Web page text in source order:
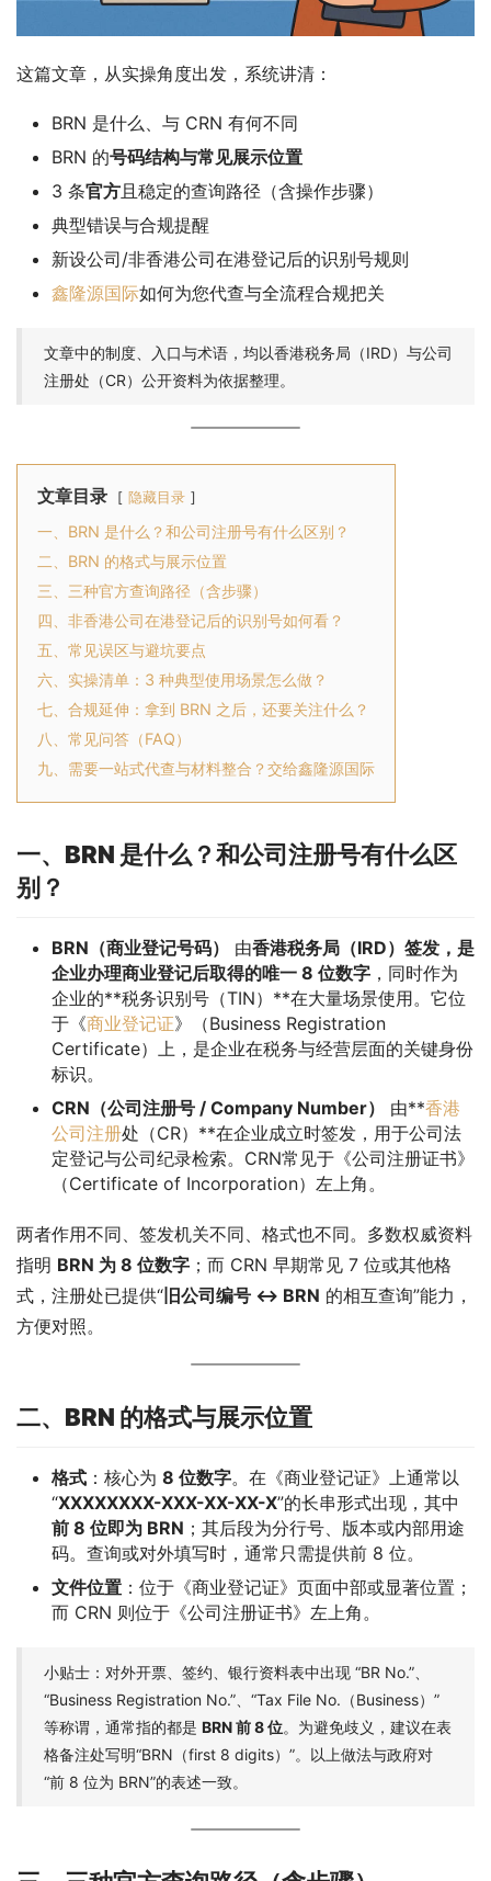
这篇文章，从实操角度出发，系统讲清：
BRN 是什么、与 CRN 有何不同
BRN 的号码结构与常见展示位置
3 条官方且稳定的查询路径（含操作步骤）
典型错误与合规提醒
新设公司/非香港公司在港登记后的识别号规则
鑫隆源国际如何为您代查与全流程合规把关
文章中的制度、入口与术语，均以香港税务局（IRD）与公司
注册处（CR）公开资料为依据整理。
文章目录 隐藏目录
一、BRN 是什么？和公司注册号有什么区别？
二、BRN 的格式与展示位置
三、三种官方查询路径（含步骤）
四、非香港公司在港登记后的识别号如何看？
五、常见误区与避坑要点
六、实操清单：3 种典型使用场景怎么做？
七、合规延伸：拿到 BRN 之后，还要关注什么？
八、常见问答（FAQ）
九、需要一站式代查与材料整合？交给鑫隆源国际
一、BRN 是什么？和公司注册号有什么区
别？
BRN（商业登记号码） 由香港税务局（IRD）签发，是
企业办理商业登记后取得的唯一 8 位数字 ，同时作为
企业的**税务识别号（TIN）**在大量场景使用。它位
于《商业登记证》（Business Registration
Certificate）上，是企业在税务与经营层面的关键身份
标识。
CRN（公司注册号 / Company Number）
由**香港
公司注册处（CR）**在企业成立时签发，用于公司法
定登记与公司纪录检索。CRN常见于《公司注册证书》
（Certificate of Incorporation）左上角。
两者作用不同、签发机关不同、格式也不同。多数权威资料
指明 BRN 为 8 位数字 ；而 CRN 早期常见 7 位或其他格
式，注册处已提供“旧公司编号 ↔ BRN 的相互查询”能力，
方便对照。
二、BRN 的格式与展示位置
格式 ：核心为 8 位数字。在《商业登记证》上通常以
“XXXXXXXX-XXX-XX-XX-X”的长串形式出现，其中
前 8 位即为 BRN ；其后段为分行号、版本或内部用途
码。查询或对外填写时，通常只需提供前 8 位。
文件位置 ：位于《商业登记证》页面中部或显著位置；
而 CRN 则位于《公司注册证书》左上角。
小贴士：对外开票、签约、银行资料表中出现 “BR No.”、
“Business Registration No.”、“Tax File No.（Business）”
等称谓，通常指的都是 BRN 前 8 位。为避免歧义，建议在表
格备注处写明“BRN（first 8 digits）”。以上做法与政府对
“前 8 位为 BRN”的表述一致。